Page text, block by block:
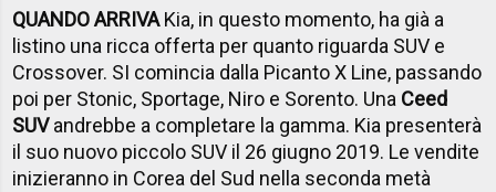
QUANDO ARRIVAKia, in questo momento, ha già a
listino una ricca offerta per quanto riguarda SUV e
Crossover. SI comincia dalla Picanto X Line, passando
poi per Stonic, Sportage, Niro e Sorento. Una Ceed
SUVandrebbe a completare la gamma. Kia presenterà
il suo nuovo piccolo SUV il 26 giugno 2019. Le vendite
inizieranno in Corea del Sud nella seconda metà